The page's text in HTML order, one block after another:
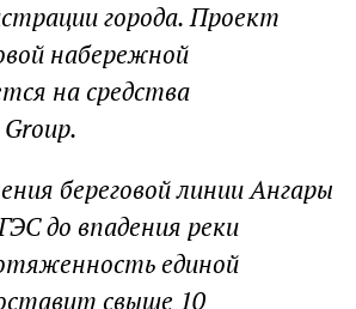
города. Проект
набережной
на средства
береговой линии Ангары
до впадения реки
единой
свыше 10